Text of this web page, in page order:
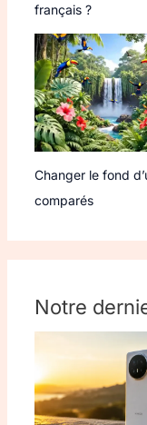
français ?
Changer le fond
comparés
Notre